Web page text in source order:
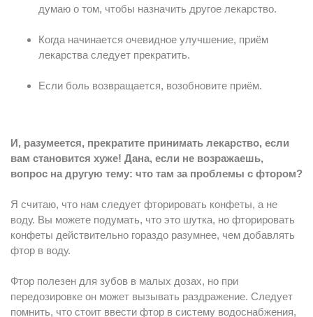
думаю о том, чтобы назначить другое лекарство.
Когда начинается очевидное улучшение, приём
лекарства следует прекратить.
Если боль возвращается, возобновите приём.
И, разумеется, прекратите принимать лекарство, если
вам становится хуже! Дана, если не возражаешь,
вопрос на другую тему: что там за проблемы с фтором?
Я считаю, что нам следует фторировать конфеты, а не
воду. Вы можете подумать, что это шутка, но фторировать
конфеты действительно гораздо разумнее, чем добавлять
фтор в воду.
Фтор полезен для зубов в малых дозах, но при
передозировке он может вызывать раздражение. Следует
помнить, что стоит ввести фтор в систему водоснабжения,